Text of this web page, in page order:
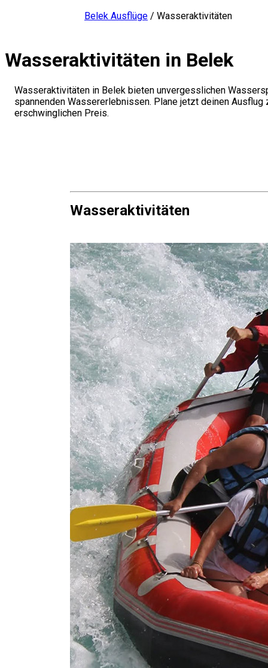
Belek Ausflüge / Wasseraktivitäten
Wasseraktivitäten in Belek
Wasseraktivitäten in Belek bieten unvergesslichen
spannenden Wassererlebnissen. Plane jetzt deinen
erschwinglichen Preis.
Wasseraktivitäten